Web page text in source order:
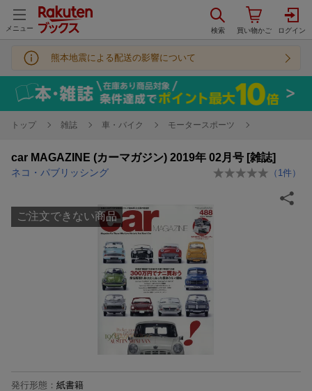
メニュー
熊本地震による配送の影響について
トップ 雑誌 車・バイク モータースポーツ
car MAGAZINE (カーマガジン) 2019年 02月号 [雑誌]
ネコ・パブリッシング （ 1 件）
ご注文できない商品
発行形態 ： 紙書籍